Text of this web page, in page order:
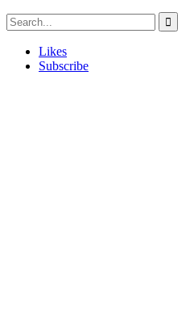
Likes
Subscribe